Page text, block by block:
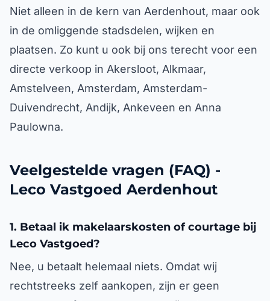
Niet alleen in de kern van Aerdenhout, maar ook
in de omliggende stadsdelen, wijken en
plaatsen. Zo kunt u ook bij ons terecht voor een
directe verkoop in Akersloot, Alkmaar,
Amstelveen, Amsterdam, Amsterdam-
Duivendrecht, Andijk, Ankeveen en Anna
Paulowna.
Veelgestelde vragen (FAQ) -
Leco Vastgoed Aerdenhout
1. Betaal ik makelaarskosten of courtage bij
Leco Vastgoed?
Nee, u betaalt helemaal niets. Omdat wij
rechtstreeks zelf aankopen, zijn er geen